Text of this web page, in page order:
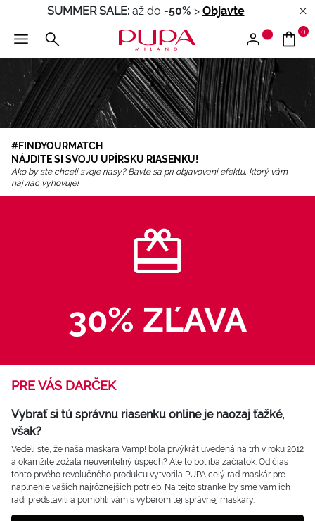
SUMMER SALE:až do -50% > Objavte
0
#FINDYOURMATCH
NÁJDITE SI SVOJU UPÍRSKU RIASENKU!
Ako by ste chceli svoje riasy? Bavte sa pri objavovaní efektu, ktorý vám
najviac vyhovuje!
PRE VÁS DARČEK
Vybrať si tú správnu riasenku online je naozaj ťažké,
však?
Vedeli ste, že naša maskara Vamp! bola prvýkrát uvedená na trh v roku 2012
a okamžite zožala neuveriteľný úspech? Ale to bol iba začiatok. Od čias
tohto prvého revolučného produktu vytvorila PUPA celý rad maskár pre
naplnenie vašich najrôznejších potrieb. Na tejto stránke by sme vám ich
radi predstavili a pomohli vám s výberom tej správnej maskary.
30% ZĽAVA